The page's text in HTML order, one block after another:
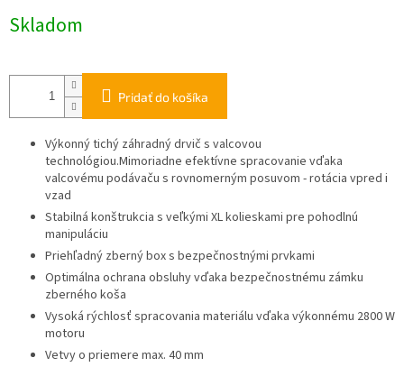
cena:
Skladom
Pridať do košíka
Výkonný tichý záhradný drvič s valcovou
technológiou.Mimoriadne efektívne spracovanie vďaka
valcovému podávaču s rovnomerným posuvom - rotácia vpred i
vzad
Stabilná konštrukcia s veľkými XL kolieskami pre pohodlnú
manipuláciu
Priehľadný zberný box s bezpečnostnými prvkami
Optimálna ochrana obsluhy vďaka bezpečnostnému zámku
zberného koša
Vysoká rýchlosť spracovania materiálu vďaka výkonnému 2800 W
motoru
Vetvy o priemere max. 40 mm